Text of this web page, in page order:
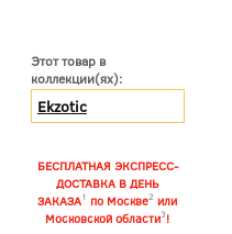
Этот товар в
коллекции(ях):
Ekzotic
БЕСПЛАТНАЯ ЭКСПРЕСС-
ДОСТАВКА В ДЕНЬ
ЗАКАЗА1 по Москве2 или
Московской области3!